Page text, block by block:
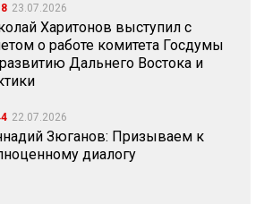
23.07.2026
Харитонов выступил с
о работе комитета Госдумы
Дальнего Востока и
22.07.2026
Зюганов: Призываем к
диалогу